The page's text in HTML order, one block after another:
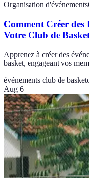
Organisation d'événements
Comment Créer des
Votre Club de Basket
Apprenez à créer des
basket, engageant vos
événements club de basket
Aug 6